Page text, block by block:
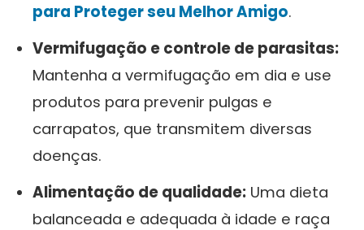
para Proteger seu Melhor Amigo.
Vermifugação e controle de parasitas:
Mantenha a vermifugação em dia e use
produtos para prevenir pulgas e
carrapatos, que transmitem diversas
doenças.
Alimentação de qualidade: Uma dieta
balanceada e adequada à idade e raça